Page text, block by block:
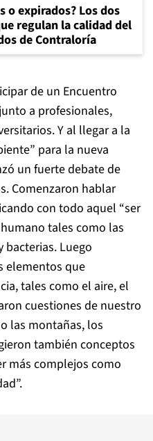
o expirados? Los dos
regulan la calidad del
de Contraloría
de un Encuentro
a profesionales,
Y al llegar a la
para la nueva
un fuerte debate de
Comenzaron hablar
con todo aquel “ser
tales como las
bacterias. Luego
elementos que
tales como el aire, el
cuestiones de nuestro
las montañas, los
también conceptos
más complejos como